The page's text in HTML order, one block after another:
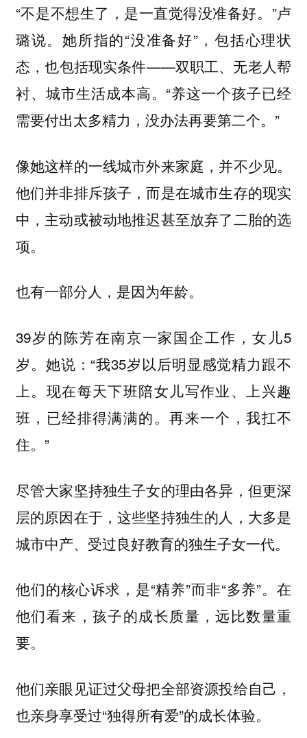
“不是不想生了，是一直觉得没准备好。”卢
璐说。她所指的“没准备好”，包括心理状
态，也包括现实条件——双职工、无老人帮
衬、城市生活成本高。“养这一个孩子已经
需要付出太多精力，没办法再要第二个。”
像她这样的一线城市外来家庭，并不少见。
他们并非排斥孩子，而是在城市生存的现实
中，主动或被动地推迟甚至放弃了二胎的选
项。
也有一部分人，是因为年龄。
39岁的陈芳在南京一家国企工作，女儿5
岁。她说：“我35岁以后明显感觉精力跟不
上。现在每天下班陪女儿写作业、上兴趣
班，已经排得满满的。再来一个，我扛不
住。”
尽管大家坚持独生子女的理由各异，但更深
层的原因在于，这些坚持独生的人，大多是
城市中产、受过良好教育的独生子女一代。
他们的核心诉求，是“精养”而非“多养”。在
他们看来，孩子的成长质量，远比数量重
要。
他们亲眼见证过父母把全部资源投给自己，
也亲身享受过“独得所有爱”的成长体验。